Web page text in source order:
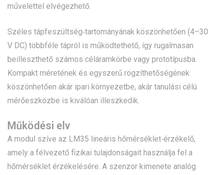
művelettel elvégezhető.
Széles tápfeszültség‑tartományának köszönhetően (4–30
V DC) többféle tápról is működtethető, így rugalmasan
beilleszthető számos céláramkörbe vagy prototípusba.
Kompakt méretének és egyszerű rögzíthetőségének
köszönhetően akár ipari környezetbe, akár tanulási célú
mérőeszközbe is kiválóan illeszkedik.
Működési elv
A modul szíve az LM35 lineáris hőmérséklet‑érzékelő,
amely a félvezető fizikai tulajdonságait használja fel a
hőmérséklet érzékelésére. A szenzor kimenete analóg